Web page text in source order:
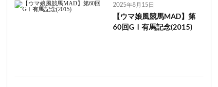
2025年8月15日
【ウマ娘風競馬MAD】第
60回GⅠ有馬記念(2015)